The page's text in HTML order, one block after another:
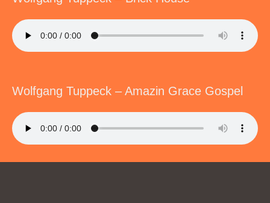
Wolfgang Tuppeck – Amazin Grace Gospel